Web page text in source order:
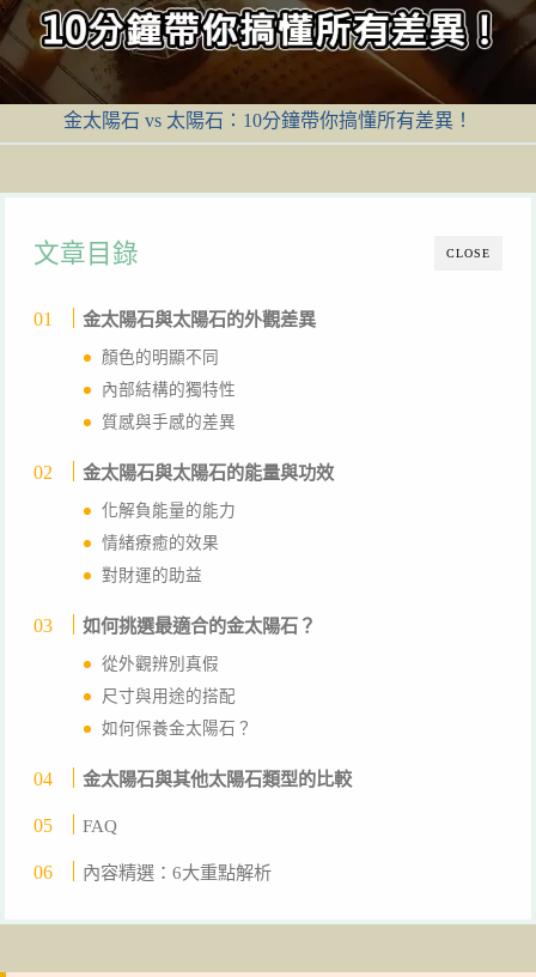
金太陽石 vs 太陽石：10分鐘帶你搞懂所有差異！
CLOSE
文章目錄
金太陽石與太陽石的外觀差異
顏色的明顯不同
內部結構的獨特性
質感與手感的差異
金太陽石與太陽石的能量與功效
化解負能量的能力
情緒療癒的效果
對財運的助益
如何挑選最適合的金太陽石？
從外觀辨別真假
尺寸與用途的搭配
如何保養金太陽石？
金太陽石與其他太陽石類型的比較
FAQ
內容精選：6大重點解析